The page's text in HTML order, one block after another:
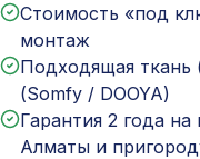
Стоимость «под
монтаж
Подходящая ткань
(Somfy / DOOYA)
Гарантия 2 года
Алматы и